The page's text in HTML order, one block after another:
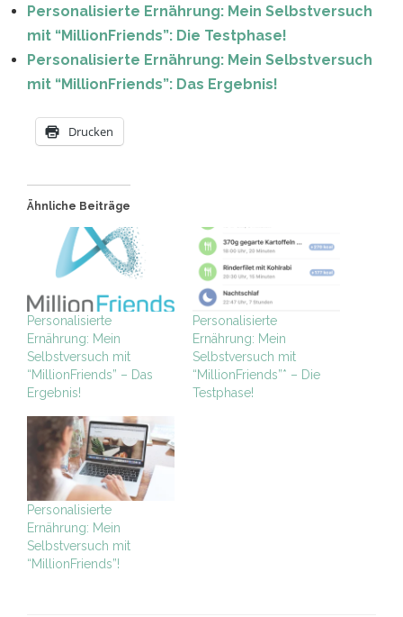
Personalisierte Ernährung: Mein Selbstversuch
mit “MillionFriends”: Die Testphase!
Personalisierte Ernährung: Mein Selbstversuch
mit “MillionFriends”: Das Ergebnis!
Drucken
Ähnliche Beiträge
Personalisierte
Ernährung: Mein
Selbstversuch mit
“MillionFriends” – Das
Ergebnis!
Personalisierte
Ernährung: Mein
Selbstversuch mit
“MillionFriends”* – Die
Testphase!
Personalisierte
Ernährung: Mein
Selbstversuch mit
“MillionFriends”!